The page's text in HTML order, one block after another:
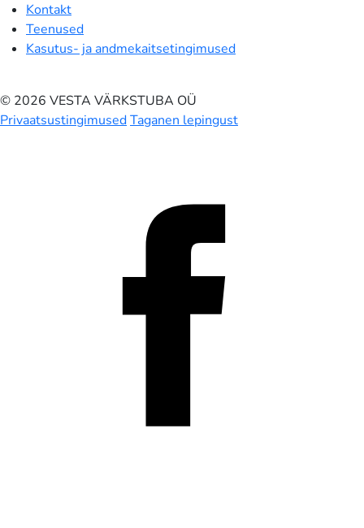
Kontakt
Teenused
Kasutus- ja andmekaitsetingimused
© 2026 VESTA VÄRKSTUBA OÜ
PrivaatsustingimusedTaganen lepingust